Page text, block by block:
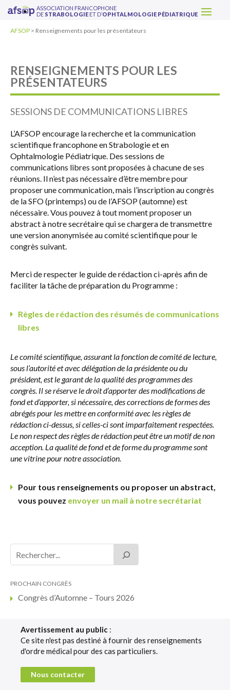
ASSOCIATION FRANCOPHONE
DE STRABOLOGIE ET D’OPHTALMOLOGIE PÉDIATRIQUE
AFSOP > Renseignements pour les présentateurs
RENSEIGNEMENTS POUR LES
PRÉSENTATEURS
SESSIONS DE COMMUNICATIONS LIBRES
L’AFSOP encourage la recherche et la communication
scientifique francophone en Strabologie et en
Ophtalmologie Pédiatrique. Des sessions de
communications libres sont proposées à chacune de ses
réunions. Il n’est pas nécessaire d’être membre pour
proposer une communication, mais l’inscription au congrès
de la SFO (printemps) ou de l’AFSOP (automne) est
nécessaire. Vous pouvez à tout moment proposer un
abstract à notre secrétaire qui se chargera de transmettre
une version anonymisée au comité scientifique pour le
congrès suivant.
Merci de respecter le guide de rédaction ci-après afin de
faciliter la tâche de préparation du Programme :
Règles de rédaction des résumés de communications
libres
Le comité scientifique, assurant la fonction de comité de lecture,
sous l’autorité et avec délégation de la présidente ou du
président, est le garant de la qualité des programmes des
congrès. Il se réserve le droit d’apporter des modifications de
fond et d’apporter, si nécessaire, des corrections de formes des
abrégés pour les mettre en conformité avec les règles de
rédaction ci-dessus, si celles-ci sont imparfaitement respectées.
Le non respect des règles de rédaction peut être un motif de non
acception. La qualité de fond et de forme du programme sont
une vitrine pour notre association.
Pour tous renseignements ou proposer un abstract,
vous pouvez envoyer un mail à notre secrétariat
PROCHAIN CONGRÈS
Congrès d’Automne – Tours 2026
Avertissement au public :
Ce site n'est pas destiné à fournir des renseignements
d'ordre médical pour des cas particuliers.
Nous contacter